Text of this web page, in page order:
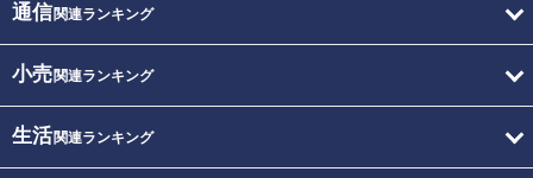
通信関連ランキング
小売関連ランキング
生活関連ランキング